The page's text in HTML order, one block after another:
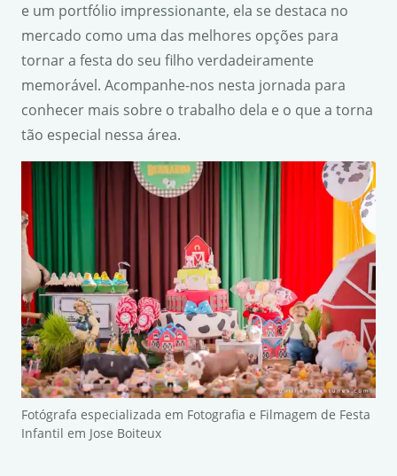
e um portfólio impressionante, ela se destaca no
mercado como uma das melhores opções para
tornar a festa do seu filho verdadeiramente
memorável. Acompanhe-nos nesta jornada para
conhecer mais sobre o trabalho dela e o que a torna
tão especial nessa área.
Fotógrafa especializada em Fotografia e Filmagem de Festa
Infantil em Jose Boiteux